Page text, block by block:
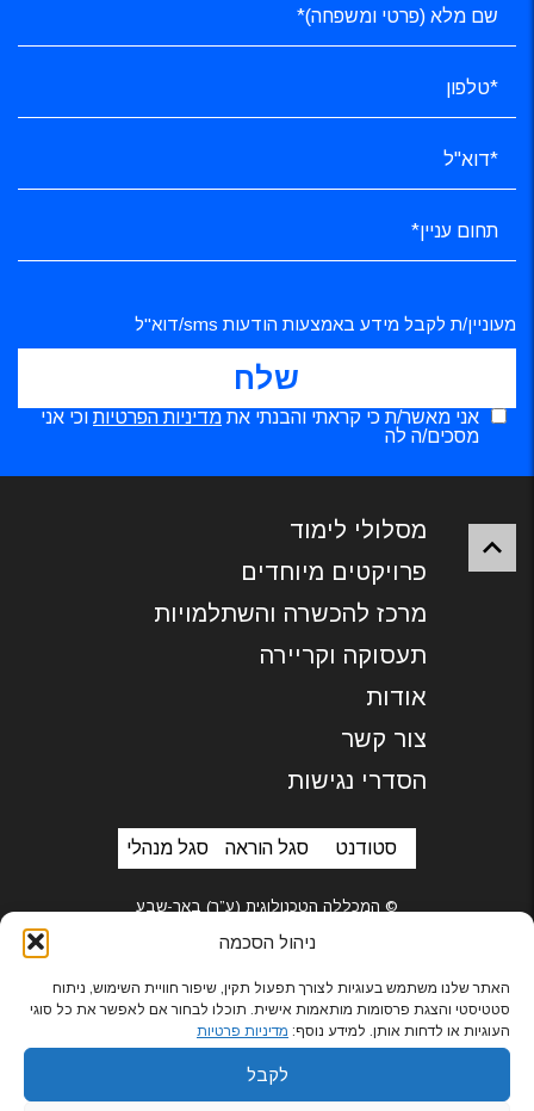
ניהול הסכמה
האתר שלנו משתמש בעוגיות לצורך תפעול תקין, שיפור חוויית השימוש, ניתוח
סטטיסטי והצגת פרסומות מותאמות אישית. תוכלו לבחור אם לאפשר את כל סוגי
העוגיות או לדחות אותן. למידע נוסף: מדיניות פרטיות
לקבל
מעוניין/ת לקבל מידע באמצעות הודעות sms/דוא"ל
אני מאשר/ת כי קראתי והבנתי את מדיניות הפרטיות וכי אני
מסכים/ה לה
מסלולי לימוד
פרויקטים מיוחדים
מרכז להכשרה והשתלמויות
תעסוקה וקריירה
אודות
צור קשר
הסדרי נגישות
סטודנט סגל הוראה סגל מנהלי
© המכללה הטכנולוגית (ע”ר) באר-שבע
בניית אתרים